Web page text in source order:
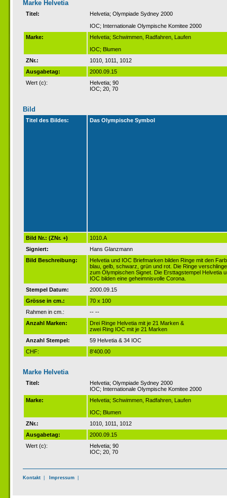
Marke Helvetia
Titel:
Helvetia; Olympiade Sydney 2000
IOC; Internationale Olympische Komitee 2000
Marke:
Helvetia; Schwimmen, Radfahren, Laufen
IOC; Blumen
ZNr.:
1010, 1011, 1012
Ausgabetag:
2000.09.15
Wert (c):
Helvetia; 90
IOC; 20, 70
Bild
Titel des Bildes: Das Olympische Symbol
Bild Nr.: (ZNr. +)
1010.A
Signiert:
Hans Glanzmann
Bild Beschreibung:
Helvetia und IOC Briefmarken bilden Ringe mit den
blau, gelb, schwarz, grün und rot. Die Ringe
zum Olympischen Signet. Die Ersttagstempel Helvetia
IOC bilden eine geheimnisvolle Corona.
Stempel Datum:
2000.09.15
Grösse in cm.:
70 x 100
Rahmen in cm.:
-- --
Anzahl Marken:
Drei Ringe Helvetia mit je 21 Marken &
zwei Ring IOC mit je 21 Marken
Anzahl Stempel:
59 Helvetia & 34 IOC
CHF:
8'400.00
Marke Helvetia
Titel:
Helvetia; Olympiade Sydney 2000
IOC; Internationale Olympische Komitee 2000
Marke:
Helvetia; Schwimmen, Radfahren, Laufen
IOC; Blumen
ZNr.:
1010, 1011, 1012
Ausgabetag:
2000.09.15
Wert (c):
Helvetia; 90
IOC; 20, 70
Kontakt Impressum